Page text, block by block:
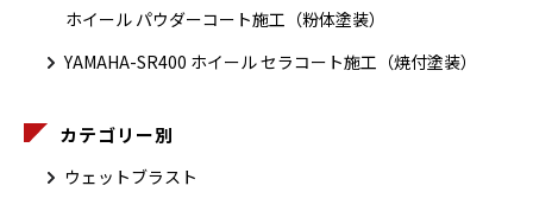
ホイール パウダーコート施工（粉体塗装）
YAMAHA-SR400 ホイール セラコート施工（焼付塗装）
カテゴリー別
ウェットブラスト